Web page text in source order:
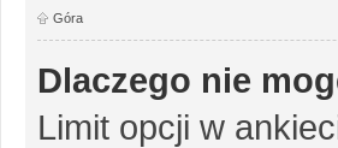
Góra
Dlaczego nie
Limit opcji w